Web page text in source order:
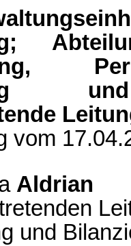
und
vom
Aldrian
und